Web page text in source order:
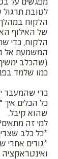
מפגשים על
לטובת תרגול
הלקוח
של האילוף
הלקוח, כדי
המשמעת אל
(שהכלב
כמו שלמד
כדי שהמעבר
כל הכלים
שהוא קיבל.
למי זה
*כל כלב
*גורים אחרי